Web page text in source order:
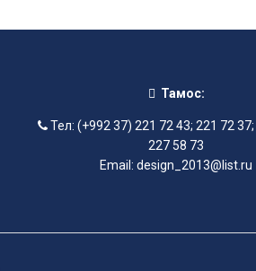
Тамос:
Тел: (+992 37) 221 72 43; 221 72 37;
227 58 73
Email: design_2013@list.ru